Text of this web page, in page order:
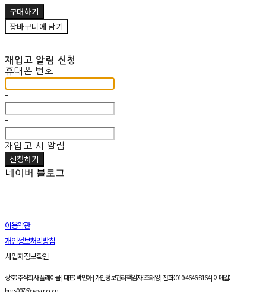
구매하기
장바구니에 담기
재입고 알림 신청
휴대폰 번호
-
-
재입고 시 알림
신청하기
네이버 블로그
이용약관
개인정보처리방침
사업자정보확인
상호: 주식회사 플레이몰 | 대표: 박민아 | 개인정보관리책임자: 조태양 | 전화: 010-4646-8164 | 이메일: